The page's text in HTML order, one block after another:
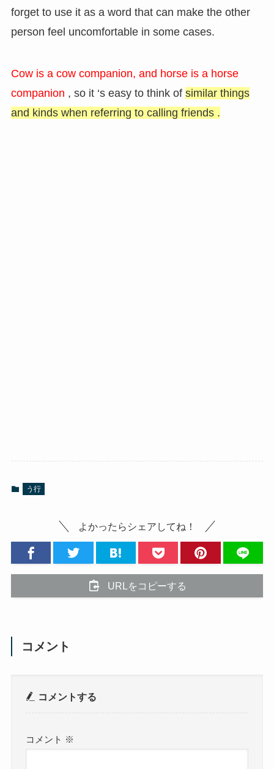
forget to use it as a word that can make the other
person feel uncomfortable in some cases.
Cow is a cow companion, and horse is a horse
companion , so it ‘s easy to think of similar things
and kinds when referring to calling friends .
う行
よかったらシェアしてね！
URLをコピーする
コメント
コメントする
コメント ※